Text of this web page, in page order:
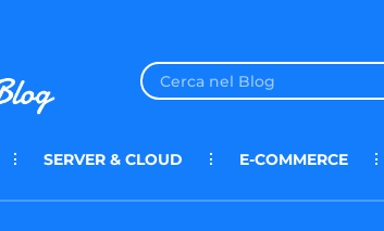
SERVER & CLOUD E-COMMERCE